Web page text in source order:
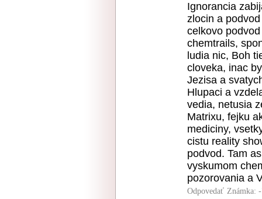
Ignorancia
zlocin a
celkovo
chemtrails,
ludia nic, Boh
cloveka, inac
Jezisa a
Hlupaci a
vedia, netusia
Matrixu, fejku
mediciny,
cistu reality
podvod. Tam
vyskumom
pozorovania a
Odpovedať Známka: